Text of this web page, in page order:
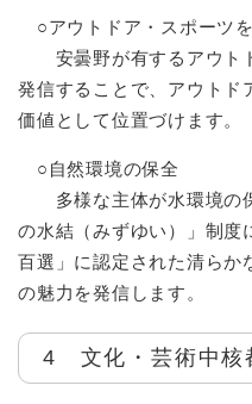
○アウトドア・スポーツ
安曇野が有するアウト
発信することで、アウトド
価値として位置づけます。
○自然環境の保全
多様な主体が水環境の
の水結（みずゆい）」制度
百選」に認定された清らか
の魅力を発信します。
4 文化・芸術中核